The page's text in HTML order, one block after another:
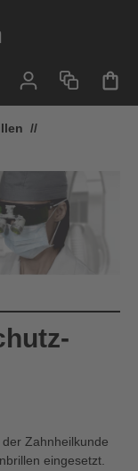
//
Zahnheilkunde
eingesetzt.